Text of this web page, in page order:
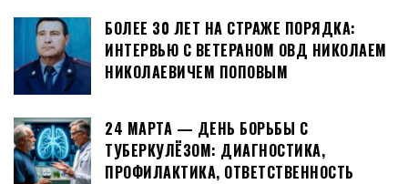
БОЛЕЕ 30 ЛЕТ НА СТРАЖЕ ПОРЯДКА:
ИНТЕРВЬЮ С ВЕТЕРАНОМ ОВД НИКОЛАЕМ
НИКОЛАЕВИЧЕМ ПОПОВЫМ
24 МАРТА — ДЕНЬ БОРЬБЫ С
ТУБЕРКУЛЁЗОМ: ДИАГНОСТИКА,
ПРОФИЛАКТИКА, ОТВЕТСТВЕННОСТЬ